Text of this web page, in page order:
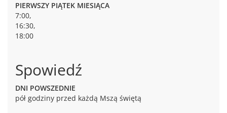
PIERWSZY PIĄTEK MIESIĄCA
7:00,
16:30,
18:00
Spowiedź
DNI POWSZEDNIE
pół godziny przed każdą Mszą świętą